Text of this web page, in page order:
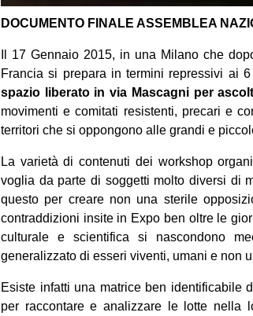
DOCUMENTO FINALE ASSEMBLEA
Il 17 Gennaio 2015, in una Milano che
Francia si prepara in termini repressivi ai 6
spazio liberato in via Mascagni per
movimenti e comitati resistenti, precari e
territori che si oppongono alle grandi e
La varietà di contenuti dei workshop
voglia da parte di soggetti molto diversi di
questo per creare non una sterile
contraddizioni insite in Expo ben oltre le
culturale e scientifica si nascondono
generalizzato di esseri viventi, umani e non
Esiste infatti una matrice ben identificabile
per raccontare e analizzare le lotte nella